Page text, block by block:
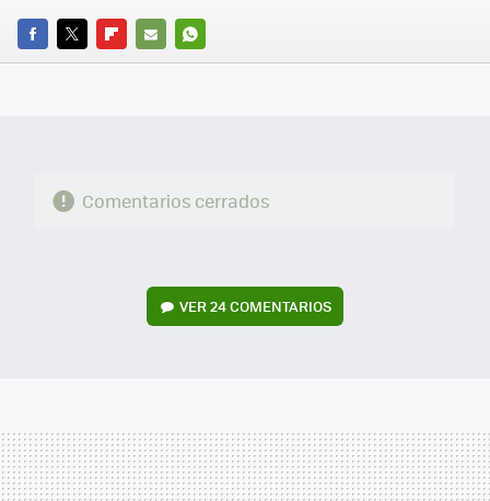
FACEBOOK
TWITTERFLIPBOARD
E-
WHATSAPP
Comentarios cerrados
VER24 COMENTARIOS